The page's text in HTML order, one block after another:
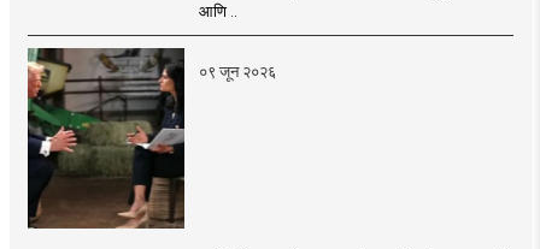
आणि ..
०९ जून २०२६